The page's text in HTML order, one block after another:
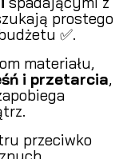
prostego
✅.
materiału,
i przetarcia,
przeciwko